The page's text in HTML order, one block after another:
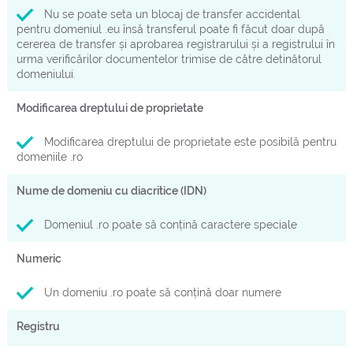
Nu se poate seta un blocaj de transfer accidental
pentru domeniul .eu însă transferul poate fi făcut doar după
cererea de transfer și aprobarea registrarului și a registrului în
urma verificărilor documentelor trimise de către detinătorul
domeniului.
Modificarea dreptului de proprietate
Modificarea dreptului de proprietate este posibilă pentru
domeniile .ro
Nume de domeniu cu diacritice (IDN)
Domeniul .ro poate să conțină caractere speciale
Numeric
Un domeniu .ro poate să conțină doar numere
Registru